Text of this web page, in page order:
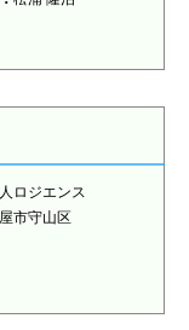
ロジエンス
市守山区